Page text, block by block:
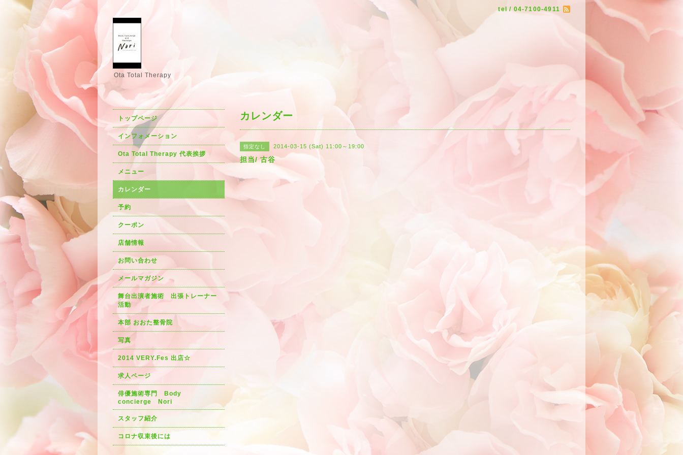
tel / 04-7100-4911
Ota Total Therapy
カレンダー
指定なし 2014-03-15 (Sat) 11:00～19:00
担当/ 古谷
トップページ
インフォメーション
Ota Total Therapy 代表挨拶
メニュー
カレンダー
予約
クーポン
店舗情報
お問い合わせ
メールマガジン
舞台出演者施術 出張トレーナー
活動
本部 おおた整骨院
写真
2014 VERY.Fes 出店☆
求人ページ
俳優施術専門 Body
concierge Nori
スタッフ紹介
コロナ収束後には